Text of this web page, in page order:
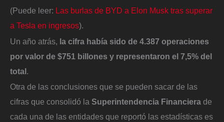
(Puede leer: Las burlas de BYD a Elon Musk tras superar
a Tesla en ingresos).
Un año atrás, la cifra había sido de 4.387 operaciones
por valor de $751 billones y representaron el 7,5% del
total.
Otra de las conclusiones que se pueden sacar de las
cifras que consolidó la Superintendencia Financiera de
cada una de las entidades que reportó las estadísticas es